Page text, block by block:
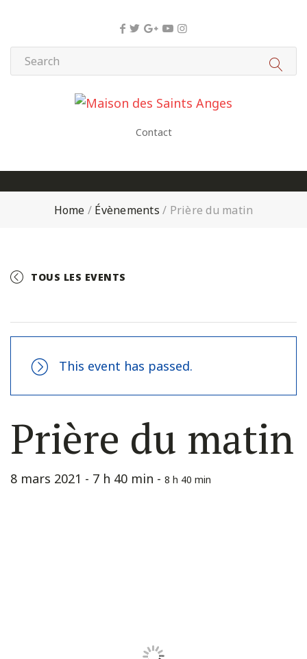
Contact
Home / Évènements / Prière du matin
TOUS LES EVENTS
This event has passed.
Prière du matin
8 mars 2021 - 7 h 40 min - 8 h 40 min